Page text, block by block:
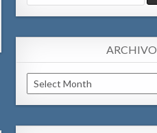
for:
ARCHIVO
Archivo